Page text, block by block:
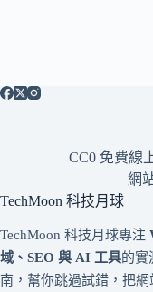
CC0 免費線
網
TechMoon 科技月球
TechMoon 科技月球專注
域、SEO 與 AI 工具的實
南，幫你跳過試錯，把